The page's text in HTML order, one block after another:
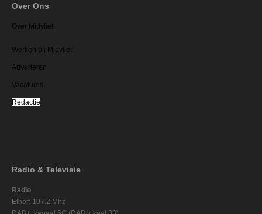
Over Ons
Over Midvliet
Werken bij Midvliet
Adverteren
Vacatures
Redactie
Radio & Televisie
Radio
Ether: 107.2 Mhz